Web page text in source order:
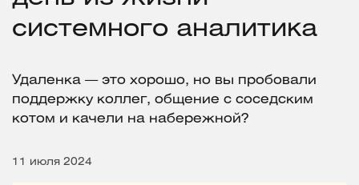
системного аналитика
Удаленка — это хорошо, но вы пробовали
поддержку коллег, общение с соседским
котом и качели на набережной?
11 июля 2024